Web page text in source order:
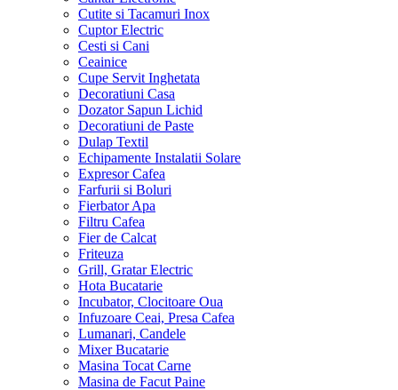
Cutite si Tacamuri Inox
Cuptor Electric
Cesti si Cani
Ceainice
Cupe Servit Inghetata
Decoratiuni Casa
Dozator Sapun Lichid
Decoratiuni de Paste
Dulap Textil
Echipamente Instalatii Solare
Expresor Cafea
Farfurii si Boluri
Fierbator Apa
Filtru Cafea
Fier de Calcat
Friteuza
Grill, Gratar Electric
Hota Bucatarie
Incubator, Clocitoare Oua
Infuzoare Ceai, Presa Cafea
Lumanari, Candele
Mixer Bucatarie
Masina Tocat Carne
Masina de Facut Paine